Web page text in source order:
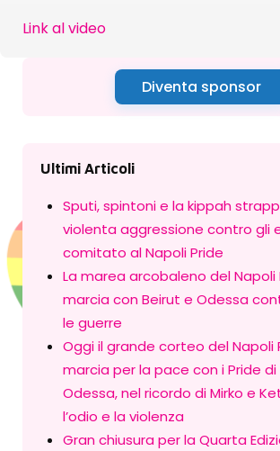
Link al video
Diventa sponsor
Ultimi Articoli
Sputi, spintoni e la kippah
violenta aggressione contro gli
comitato al Napoli Pride
La marea arcobaleno del Napoli
marcia con Beirut e Odessa
le guerre
Oggi il grande corteo del Napoli
marcia per la pace con i Pride di
Odessa, nel ricordo di Mirko e
l’odio e la violenza
Gran chiusura per la Quarta